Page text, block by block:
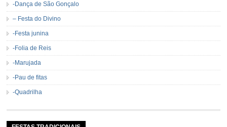
-Dança de São Gonçalo
– Festa do Divino
-Festa junina
-Folia de Reis
-Marujada
-Pau de fitas
-Quadrilha